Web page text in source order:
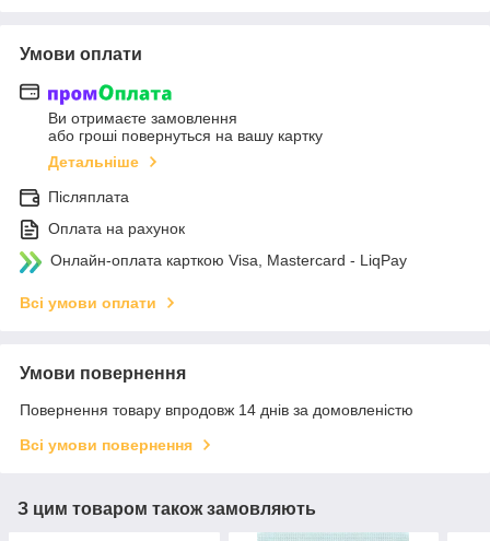
Умови оплати
Ви отримаєте замовлення
або гроші повернуться на вашу картку
Детальніше
Післяплата
Оплата на рахунок
Онлайн-оплата карткою Visa, Mastercard - LiqPay
Всі умови оплати
Умови повернення
Повернення товару впродовж 14 днів за домовленістю
Всі умови повернення
З цим товаром також замовляють